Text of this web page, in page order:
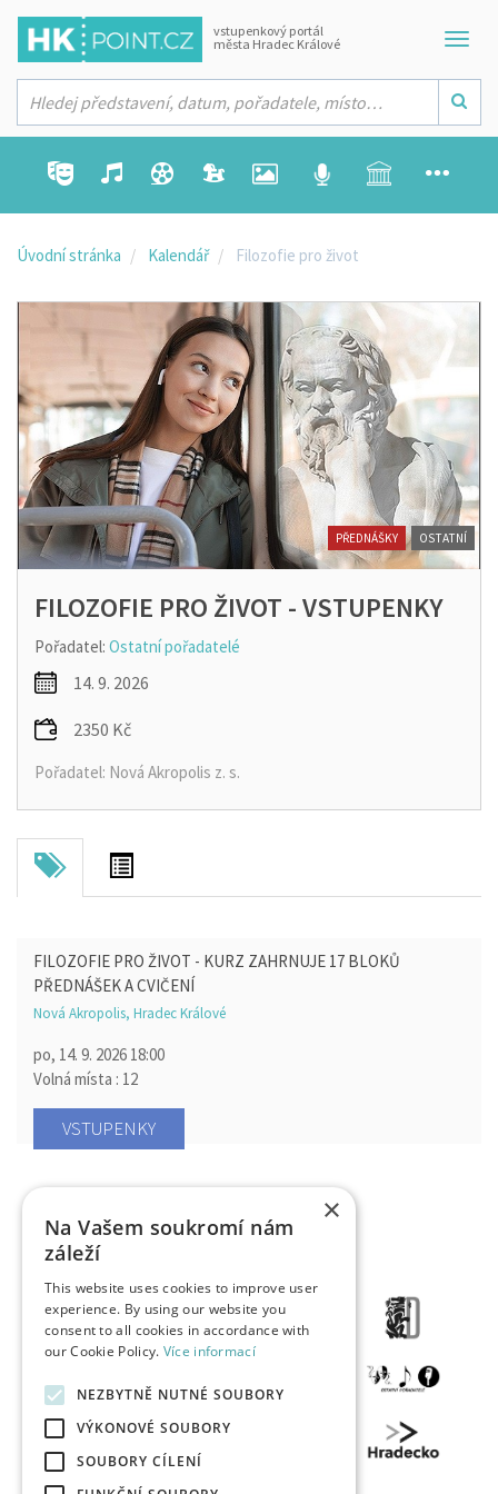
vstupenkový portál
města Hradec Králové
Úvodní stránka Kalendář Filozofie pro život
FILOZOFIE PRO ŽIVOT - VSTUPENKY
Pořadatel: Ostatní pořadatelé
14. 9. 2026
2350 Kč
Pořadatel: Nová Akropolis z. s.
PŘEDNÁŠKY OSTATNÍ
FILOZOFIE PRO ŽIVOT - KURZ ZAHRNUJE 17 BLOKŮ
PŘEDNÁŠEK A CVIČENÍ
Nová Akropolis, Hradec Králové
po, 14. 9. 2026 18:00
Volná místa : 12
VSTUPENKY
×
Na Vašem soukromí nám
záleží
This website uses cookies to improve user
experience. By using our website you
consent to all cookies in accordance with
our Cookie Policy. Více informací
NEZBYTNĚ NUTNÉ SOUBORY
VÝKONOVÉ SOUBORY
SOUBORY CÍLENÍ